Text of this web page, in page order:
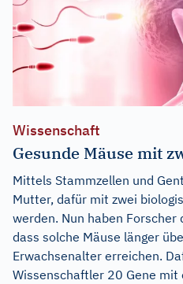
Wissenschaft
Gesunde Mäuse mit
Mittels Stammzellen und
Mutter, dafür mit zwei
werden. Nun haben
dass solche Mäuse länger
Erwachsenalter erreichen.
Wissenschaftler 20 Gene mit